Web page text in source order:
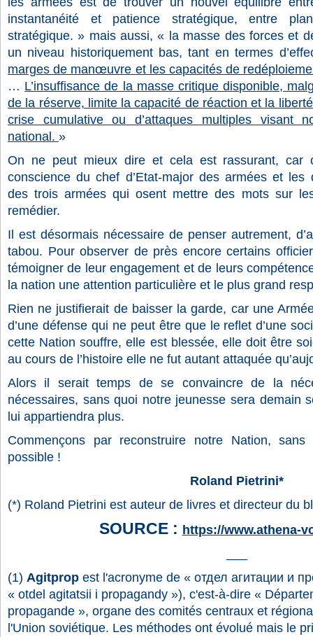
instantanéité et patience stratégique, entre
stratégique. » mais aussi, « la masse des forces et
un niveau historiquement bas, tant en termes
marges de manœuvre et les capacités de
… L’insuffisance de la masse critique disponible,
de la réserve, limite la capacité de réaction et la
crise cumulative ou d’attaques multiples visant
national. »
On ne peut mieux dire et cela est rassurant, car
conscience du chef d’Etat-major des armées et les
des trois armées qui osent mettre des mots sur
remédier.
Il est désormais nécessaire de penser autrement,
tabou. Pour observer de près encore certains
témoigner de leur engagement et de leurs
la nation une attention particulière et le plus grand
Rien ne justifierait de baisser la garde, car une
d’une défense qui ne peut être que le reflet d’une
cette Nation souffre, elle est blessée, elle doit être
au cours de l’histoire elle ne fut autant attaquée
Alors il serait temps de se convaincre de la
nécessaires, sans quoi notre jeunesse sera demain
lui appartiendra plus.
Commençons par reconstruire notre Nation,
possible !
Roland Pietrini*
(*) Roland Pietrini est auteur de livres et directeur du
SOURCE : https://www.athena-
(1) Agitprop est l'acronyme de « отдел агитации и
« otdel agitatsii i propagandy »), c'est-à-dire «
propagande », organe des comités centraux et
l'Union soviétique. Les méthodes ont évolué mais le